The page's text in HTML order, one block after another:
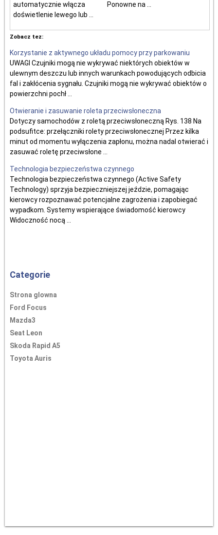
automatycznie włącza
doświetlenie lewego lub ...
Ponowne na ...
Zobacz tez:
Korzystanie z aktywnego układu pomocy przy parkowaniu
UWAGI Czujniki mogą nie wykrywać niektórych obiektów w
ulewnym deszczu lub innych warunkach powodujących odbicia
fal i zakłócenia sygnału. Czujniki mogą nie wykrywać obiektów o
powierzchni pochł ...
Otwieranie i zasuwanie roleta przeciwsłoneczna
Dotyczy samochodów z roletą przeciwsłoneczną Rys. 138 Na
podsufitce: przełączniki rolety przeciwsłonecznej Przez kilka
minut od momentu wyłączenia zapłonu, można nadal otwierać i
zasuwać roletę przeciwsłone ...
Technologia bezpieczeństwa czynnego
Technologia bezpieczeństwa czynnego (Active Safety
Technology) sprzyja bezpieczniejszej jeździe, pomagając
kierowcy rozpoznawać potencjalne zagrożenia i zapobiegać
wypadkom. Systemy wspierające świadomość kierowcy
Widoczność nocą ...
Categorie
Strona glowna
Ford Focus
Mazda3
Seat Leon
Skoda Rapid A5
Toyota Auris